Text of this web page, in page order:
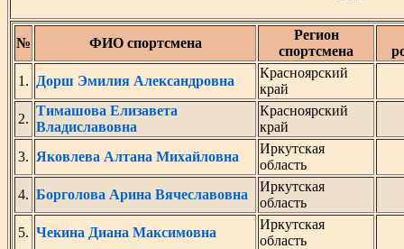
№ ФИО спортсмена
Регион
спортсмена
1.
Дорш Эмилия Александровна
Красноярский
край
2.
Тимашова Елизавета
Владиславовна
Красноярский
край
3. Яковлева Алтана Михайловна
Иркутская
область
4. Борголова Арина Вячеславовна
Иркутская
область
5. Чекина Диана Максимовна
Иркутская
область